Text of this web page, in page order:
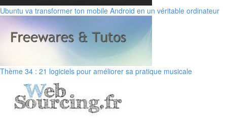
Ubuntu va transformer ton mobile Android en un véritable ordinateur
Thème 34 : 21 logiciels pour améliorer sa pratique musicale